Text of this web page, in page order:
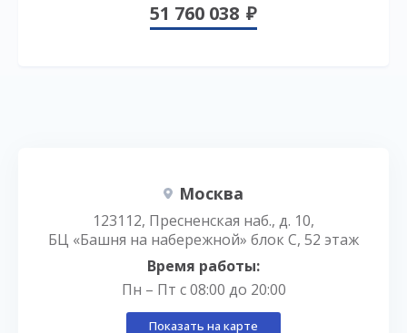
51 760 038
Москва
123112, Пресненская наб., д. 10,
БЦ «Башня на набережной» блок С, 52 этаж
Время работы:
Пн – Пт с 08:00 до 20:00
Показать на карте